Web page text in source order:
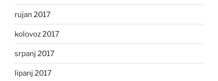
rujan 2017
kolovoz 2017
srpanj 2017
lipanj 2017